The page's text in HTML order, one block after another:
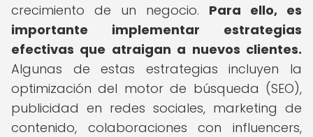
crecimiento de un negocio. Para ello, es
importante implementar estrategias
efectivas que atraigan a nuevos clientes.
Algunas de estas estrategias incluyen la
optimización del motor de búsqueda (SEO),
publicidad en redes sociales, marketing de
contenido, colaboraciones con influencers,